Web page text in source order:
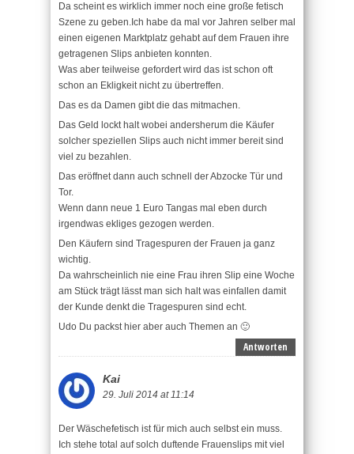
Da scheint es wirklich immer noch eine große fetisch
Szene zu geben.Ich habe da mal vor Jahren selber mal
einen eigenen Marktplatz gehabt auf dem Frauen ihre
getragenen Slips anbieten konnten.
Was aber teilweise gefordert wird das ist schon oft
schon an Ekligkeit nicht zu übertreffen.
Das es da Damen gibt die das mitmachen.
Das Geld lockt halt wobei andersherum die Käufer
solcher speziellen Slips auch nicht immer bereit sind
viel zu bezahlen.
Das eröffnet dann auch schnell der Abzocke Tür und
Tor.
Wenn dann neue 1 Euro Tangas mal eben durch
irgendwas ekliges gezogen werden.
Den Käufern sind Tragespuren der Frauen ja ganz
wichtig.
Da wahrscheinlich nie eine Frau ihren Slip eine Woche
am Stück trägt lässt man sich halt was einfallen damit
der Kunde denkt die Tragespuren sind echt.
Udo Du packst hier aber auch Themen an 🙂
Antworten
Kai
29. Juli 2014 at 11:14
Der Wäschefetisch ist für mich auch selbst ein muss.
Ich stehe total auf solch duftende Frauenslips mit viel